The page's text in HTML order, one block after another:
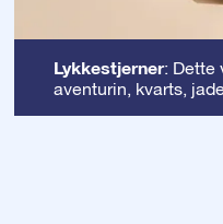
Lykkestjerner: Dette
aventurin, kvarts,